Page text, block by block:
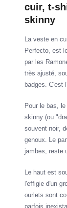
cuir, t-
skinny
La veste en
Perfecto, est
par les
très ajusté,
badges. C'est
Pour le bas, le
skinny (ou
souvent noir,
genoux. Le
jambes, reste
Le haut est
l'effigie d'un
ourlets sont
parfois